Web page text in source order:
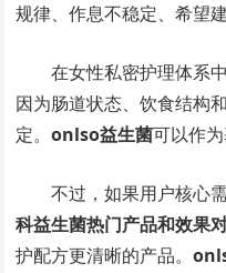
规律、作息不稳定、希望
在女性私密护理体系
因为肠道状态、饮食结构
定。onlso益生菌可以作
不过，如果用户核心
科益生菌热门产品和效果
护配方更清晰的产品。